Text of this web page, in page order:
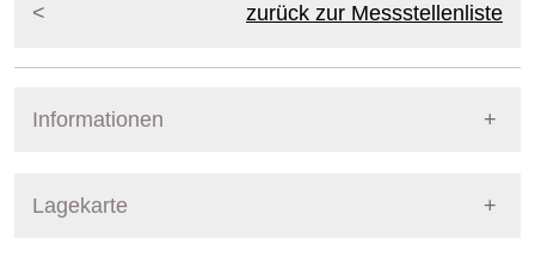
zurück zur Messstellenliste
Informationen
Lagekarte